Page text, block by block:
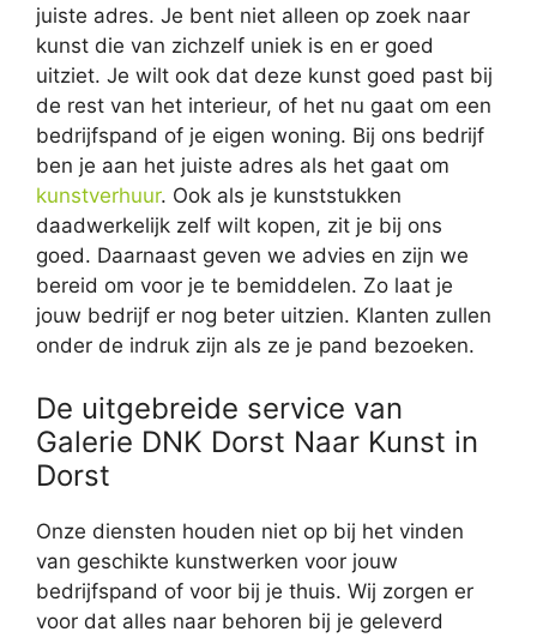
juiste adres. Je bent niet alleen op zoek naar
kunst die van zichzelf uniek is en er goed
uitziet. Je wilt ook dat deze kunst goed past bij
de rest van het interieur, of het nu gaat om een
bedrijfspand of je eigen woning. Bij ons bedrijf
ben je aan het juiste adres als het gaat om
kunstverhuur. Ook als je kunststukken
daadwerkelijk zelf wilt kopen, zit je bij ons
goed. Daarnaast geven we advies en zijn we
bereid om voor je te bemiddelen. Zo laat je
jouw bedrijf er nog beter uitzien. Klanten zullen
onder de indruk zijn als ze je pand bezoeken.
De uitgebreide service van
Galerie DNK Dorst Naar Kunst in
Dorst
Onze diensten houden niet op bij het vinden
van geschikte kunstwerken voor jouw
bedrijfspand of voor bij je thuis. Wij zorgen er
voor dat alles naar behoren bij je geleverd